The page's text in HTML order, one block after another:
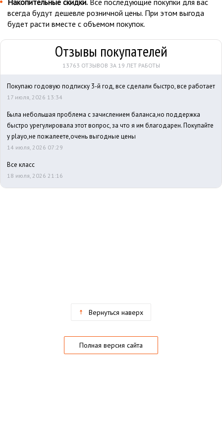
Накопительные скидки. Все последующие покупки для вас
всегда будут дешевле розничной цены. При этом выгода
будет расти вместе с объемом покупок.
Отзывы покупателей
13763 ОТЗЫВОВ ЗА 19 ЛЕТ РАБОТЫ
Покупаю годовую подписку 3-й год, все сделали быстро, все работает
17 июля, 2026 13:34
Была небольшая проблема с зачислением баланса,но поддержка
быстро урегулировала этот вопрос, за что я им благодарен. Покупайте
у playo,не пожалеете,очень выгодные цены
14 июля, 2026 07:29
Все класс
18 июля, 2026 21:16
Вернуться наверх
Полная версия сайта